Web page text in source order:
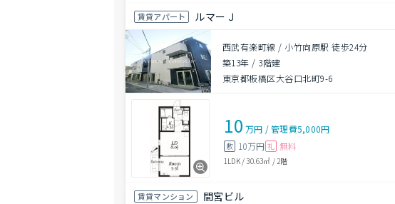
賃貸アパート ルマーＪ
西武有楽町線 / 小竹向原駅 徒歩24分
築13年 / 3階建
東京都板橋区大谷口北町9-6
10 万円 /管理費5,000円
敷 10万円 礼 無料
1LDK/30.63㎡ / 2階
賃貸マンション 間宮ビル